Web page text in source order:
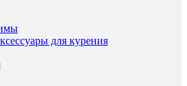
для курения